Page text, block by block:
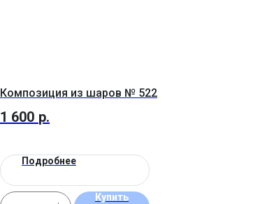
Композиция из шаров № 522
1 600 р.
Подробнее
Купить